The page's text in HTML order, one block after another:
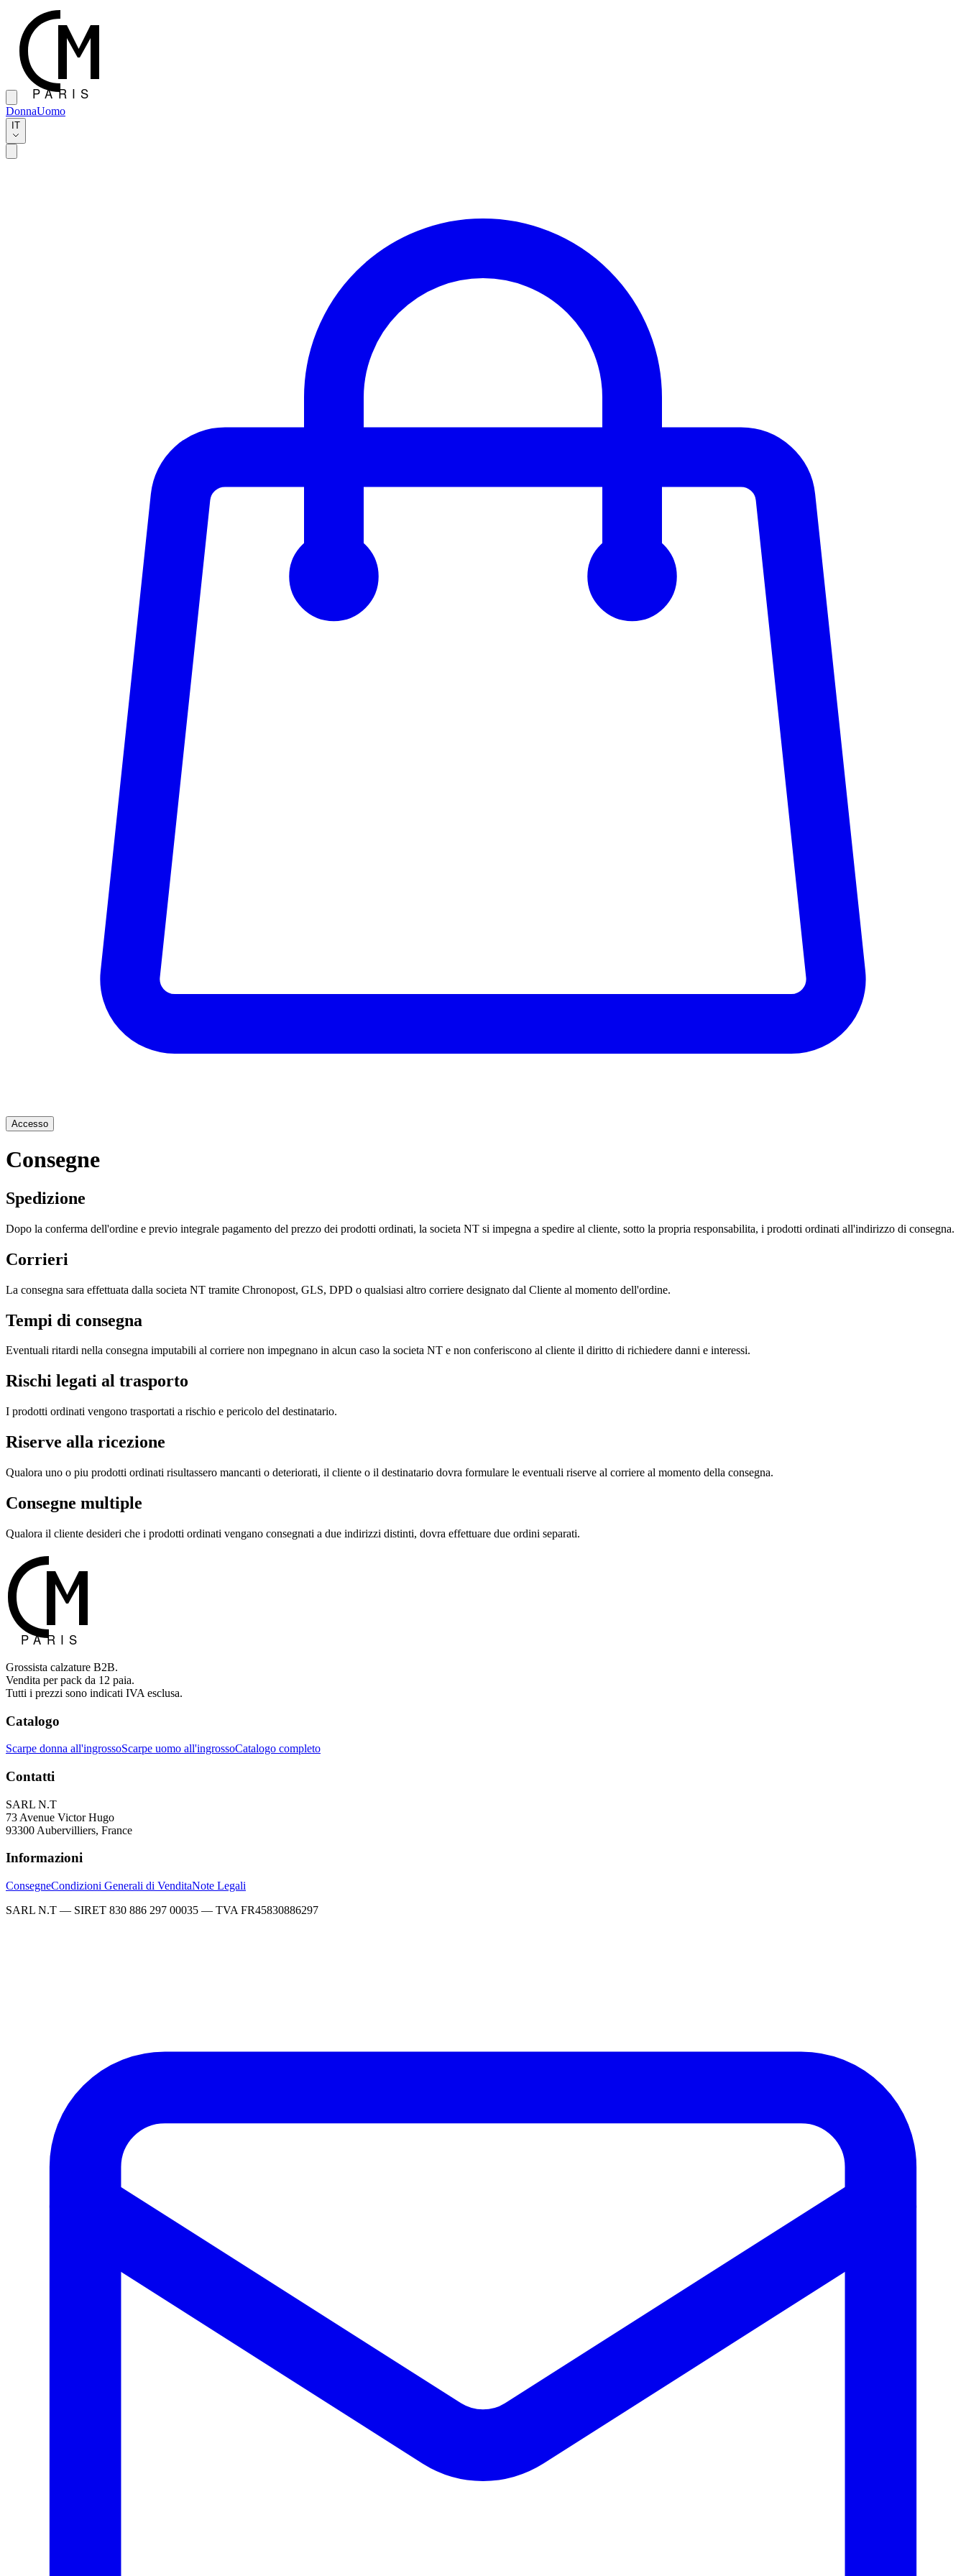
DonnaUomo
IT
Accesso
Consegne
Spedizione
Dopo la conferma dell'ordine e previo integrale pagamento del prezzo dei prodotti ordinati, la societa NT si impegna a spedire al cliente, sotto la propria responsabilita, i prodotti ordinati all'indirizzo di consegna.
Corrieri
La consegna sara effettuata dalla societa NT tramite Chronopost, GLS, DPD o qualsiasi altro corriere designato dal Cliente al momento dell'ordine.
Tempi di consegna
Eventuali ritardi nella consegna imputabili al corriere non impegnano in alcun caso la societa NT e non conferiscono al cliente il diritto di richiedere danni e interessi.
Rischi legati al trasporto
I prodotti ordinati vengono trasportati a rischio e pericolo del destinatario.
Riserve alla ricezione
Qualora uno o piu prodotti ordinati risultassero mancanti o deteriorati, il cliente o il destinatario dovra formulare le eventuali riserve al corriere al momento della consegna.
Consegne multiple
Qualora il cliente desideri che i prodotti ordinati vengano consegnati a due indirizzi distinti, dovra effettuare due ordini separati.
Grossista calzature B2B.
Vendita per pack da 12 paia.
Tutti i prezzi sono indicati IVA esclusa.
Catalogo
Scarpe donna all'ingrossoScarpe uomo all'ingrossoCatalogo completo
Contatti
SARL N.T
73 Avenue Victor Hugo
93300 Aubervilliers, France
Informazioni
ConsegneCondizioni Generali di VenditaNote Legali
SARL N.T — SIRET 830 886 297 00035 — TVA FR45830886297